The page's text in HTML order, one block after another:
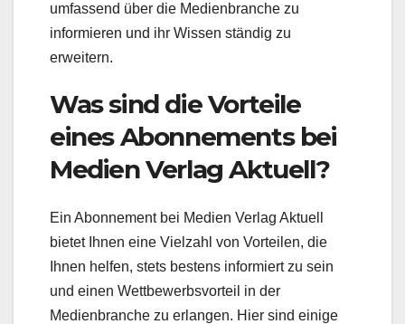
umfassend über die Medienbranche zu
informieren und ihr Wissen ständig zu
erweitern.
Was sind die Vorteile
eines Abonnements bei
Medien Verlag Aktuell?
Ein Abonnement bei Medien Verlag Aktuell
bietet Ihnen eine Vielzahl von Vorteilen, die
Ihnen helfen, stets bestens informiert zu sein
und einen Wettbewerbsvorteil in der
Medienbranche zu erlangen. Hier sind einige